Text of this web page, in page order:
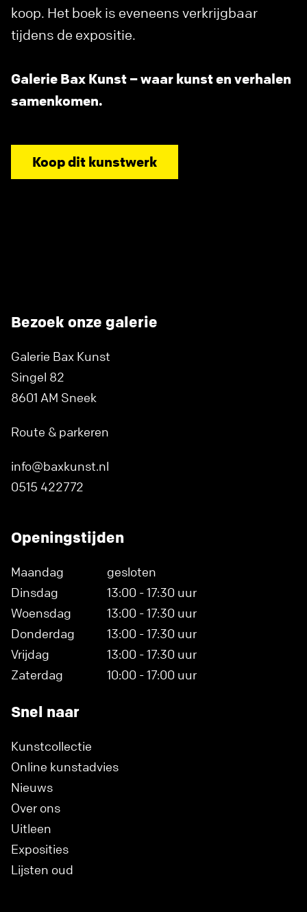
koop. Het boek is eveneens verkrijgbaar
tijdens de expositie.
Galerie Bax Kunst – waar kunst en verhalen
samenkomen.
Koop dit kunstwerk
Bezoek onze galerie
Galerie Bax Kunst
Singel 82
8601 AM Sneek
Route & parkeren
info@baxkunst.nl
0515 422772
Openingstijden
Maandag
gesloten
Dinsdag
13:00 - 17:30 uur
Woensdag
13:00 - 17:30 uur
Donderdag
13:00 - 17:30 uur
Vrijdag
13:00 - 17:30 uur
Zaterdag
10:00 - 17:00 uur
Snel naar
Kunstcollectie
Online kunstadvies
Nieuws
Over ons
Uitleen
Exposities
Lijsten oud